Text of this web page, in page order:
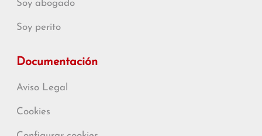
Soy abogado
Soy perito
Documentación
Aviso Legal
Cookies